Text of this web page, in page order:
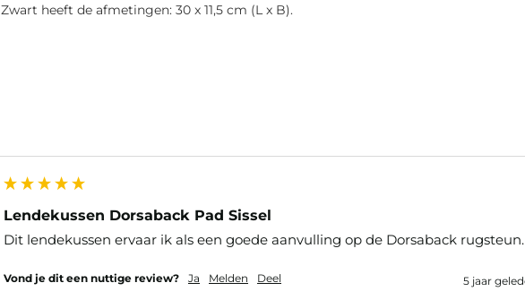
heeft de afmetingen: 30 x 11,5 cm (L x B).
Lendekussen Dorsaback Pad Sissel
Dit lendekussen ervaar ik als een goede aanvulling op de Dorsaback rugsteun.
Vond je dit een nuttige review? Ja Melden Deel 5 jaar